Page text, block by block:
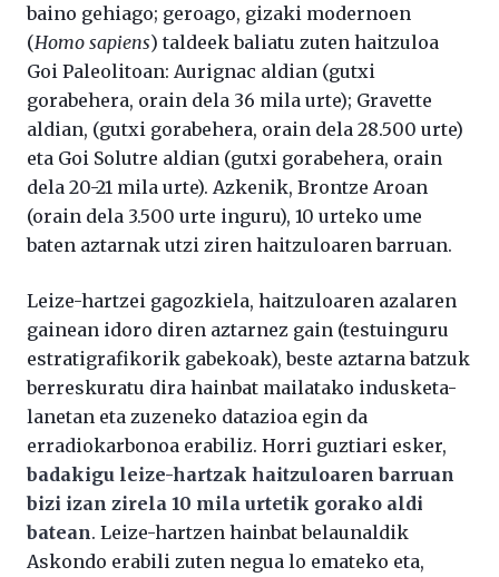
baino gehiago; geroago, gizaki modernoen
(Homo sapiens) taldeek baliatu zuten haitzuloa
Goi Paleolitoan: Aurignac aldian (gutxi
gorabehera, orain dela 36 mila urte); Gravette
aldian, (gutxi gorabehera, orain dela 28.500 urte)
eta Goi Solutre aldian (gutxi gorabehera, orain
dela 20-21 mila urte). Azkenik, Brontze Aroan
(orain dela 3.500 urte inguru), 10 urteko ume
baten aztarnak utzi ziren haitzuloaren barruan.
Leize-hartzei gagozkiela, haitzuloaren azalaren
gainean idoro diren aztarnez gain (testuinguru
estratigrafikorik gabekoak), beste aztarna batzuk
berreskuratu dira hainbat mailatako indusketa-
lanetan eta zuzeneko datazioa egin da
erradiokarbonoa erabiliz. Horri guztiari esker,
badakigu leize-hartzak haitzuloaren barruan
bizi izan zirela 10 mila urtetik gorako aldi
batean. Leize-hartzen hainbat belaunaldik
Askondo erabili zuten negua lo emateko eta,